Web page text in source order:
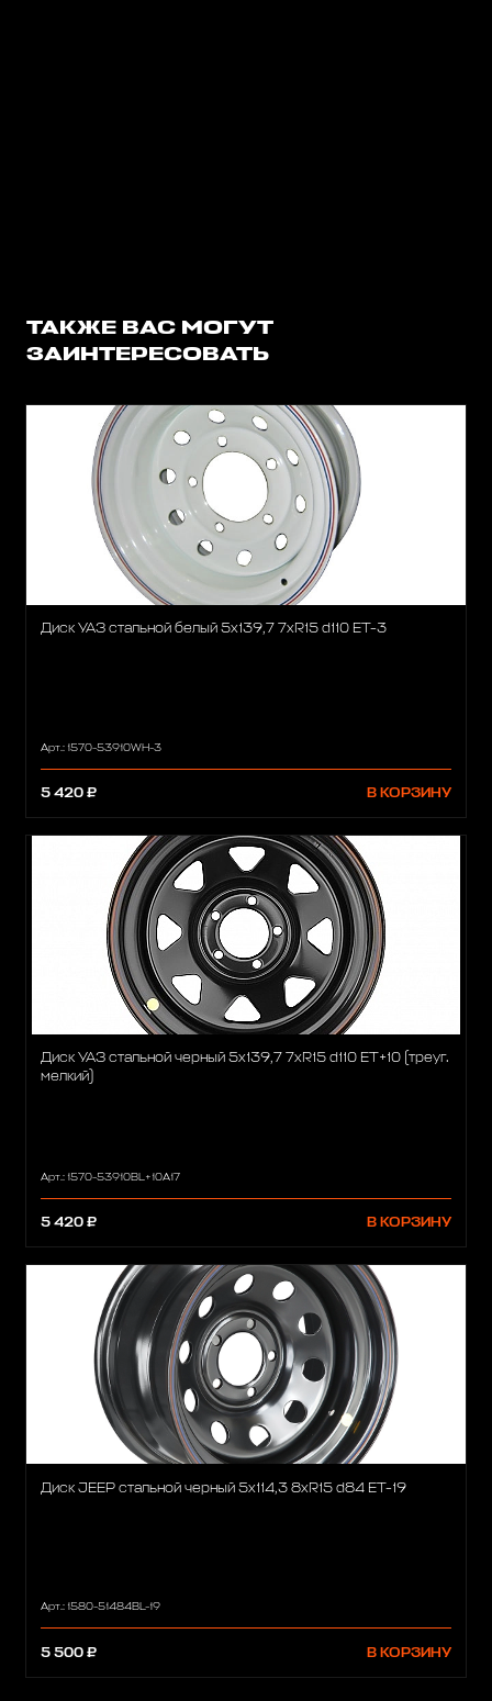
ТАКЖЕ ВАС МОГУТ
ЗАИНТЕРЕСОВАТЬ
Диск УАЗ стальной белый 5x139,7 7xR15 d110 ET-3
Арт.: 1570-53910WH-3
5 420 ₽ В КОРЗИНУ
Диск УАЗ стальной черный 5x139,7 7xR15 d110 ET+10 (треуг.
мелкий)
Арт.: 1570-53910BL+10A17
5 420 ₽ В КОРЗИНУ
Диск JEEP стальной черный 5х114,3 8xR15 d84 ET-19
Арт.: 1580-51484BL-19
5 500 ₽ В КОРЗИНУ